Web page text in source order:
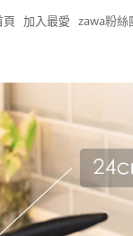
頁 加入最愛 zawa粉絲